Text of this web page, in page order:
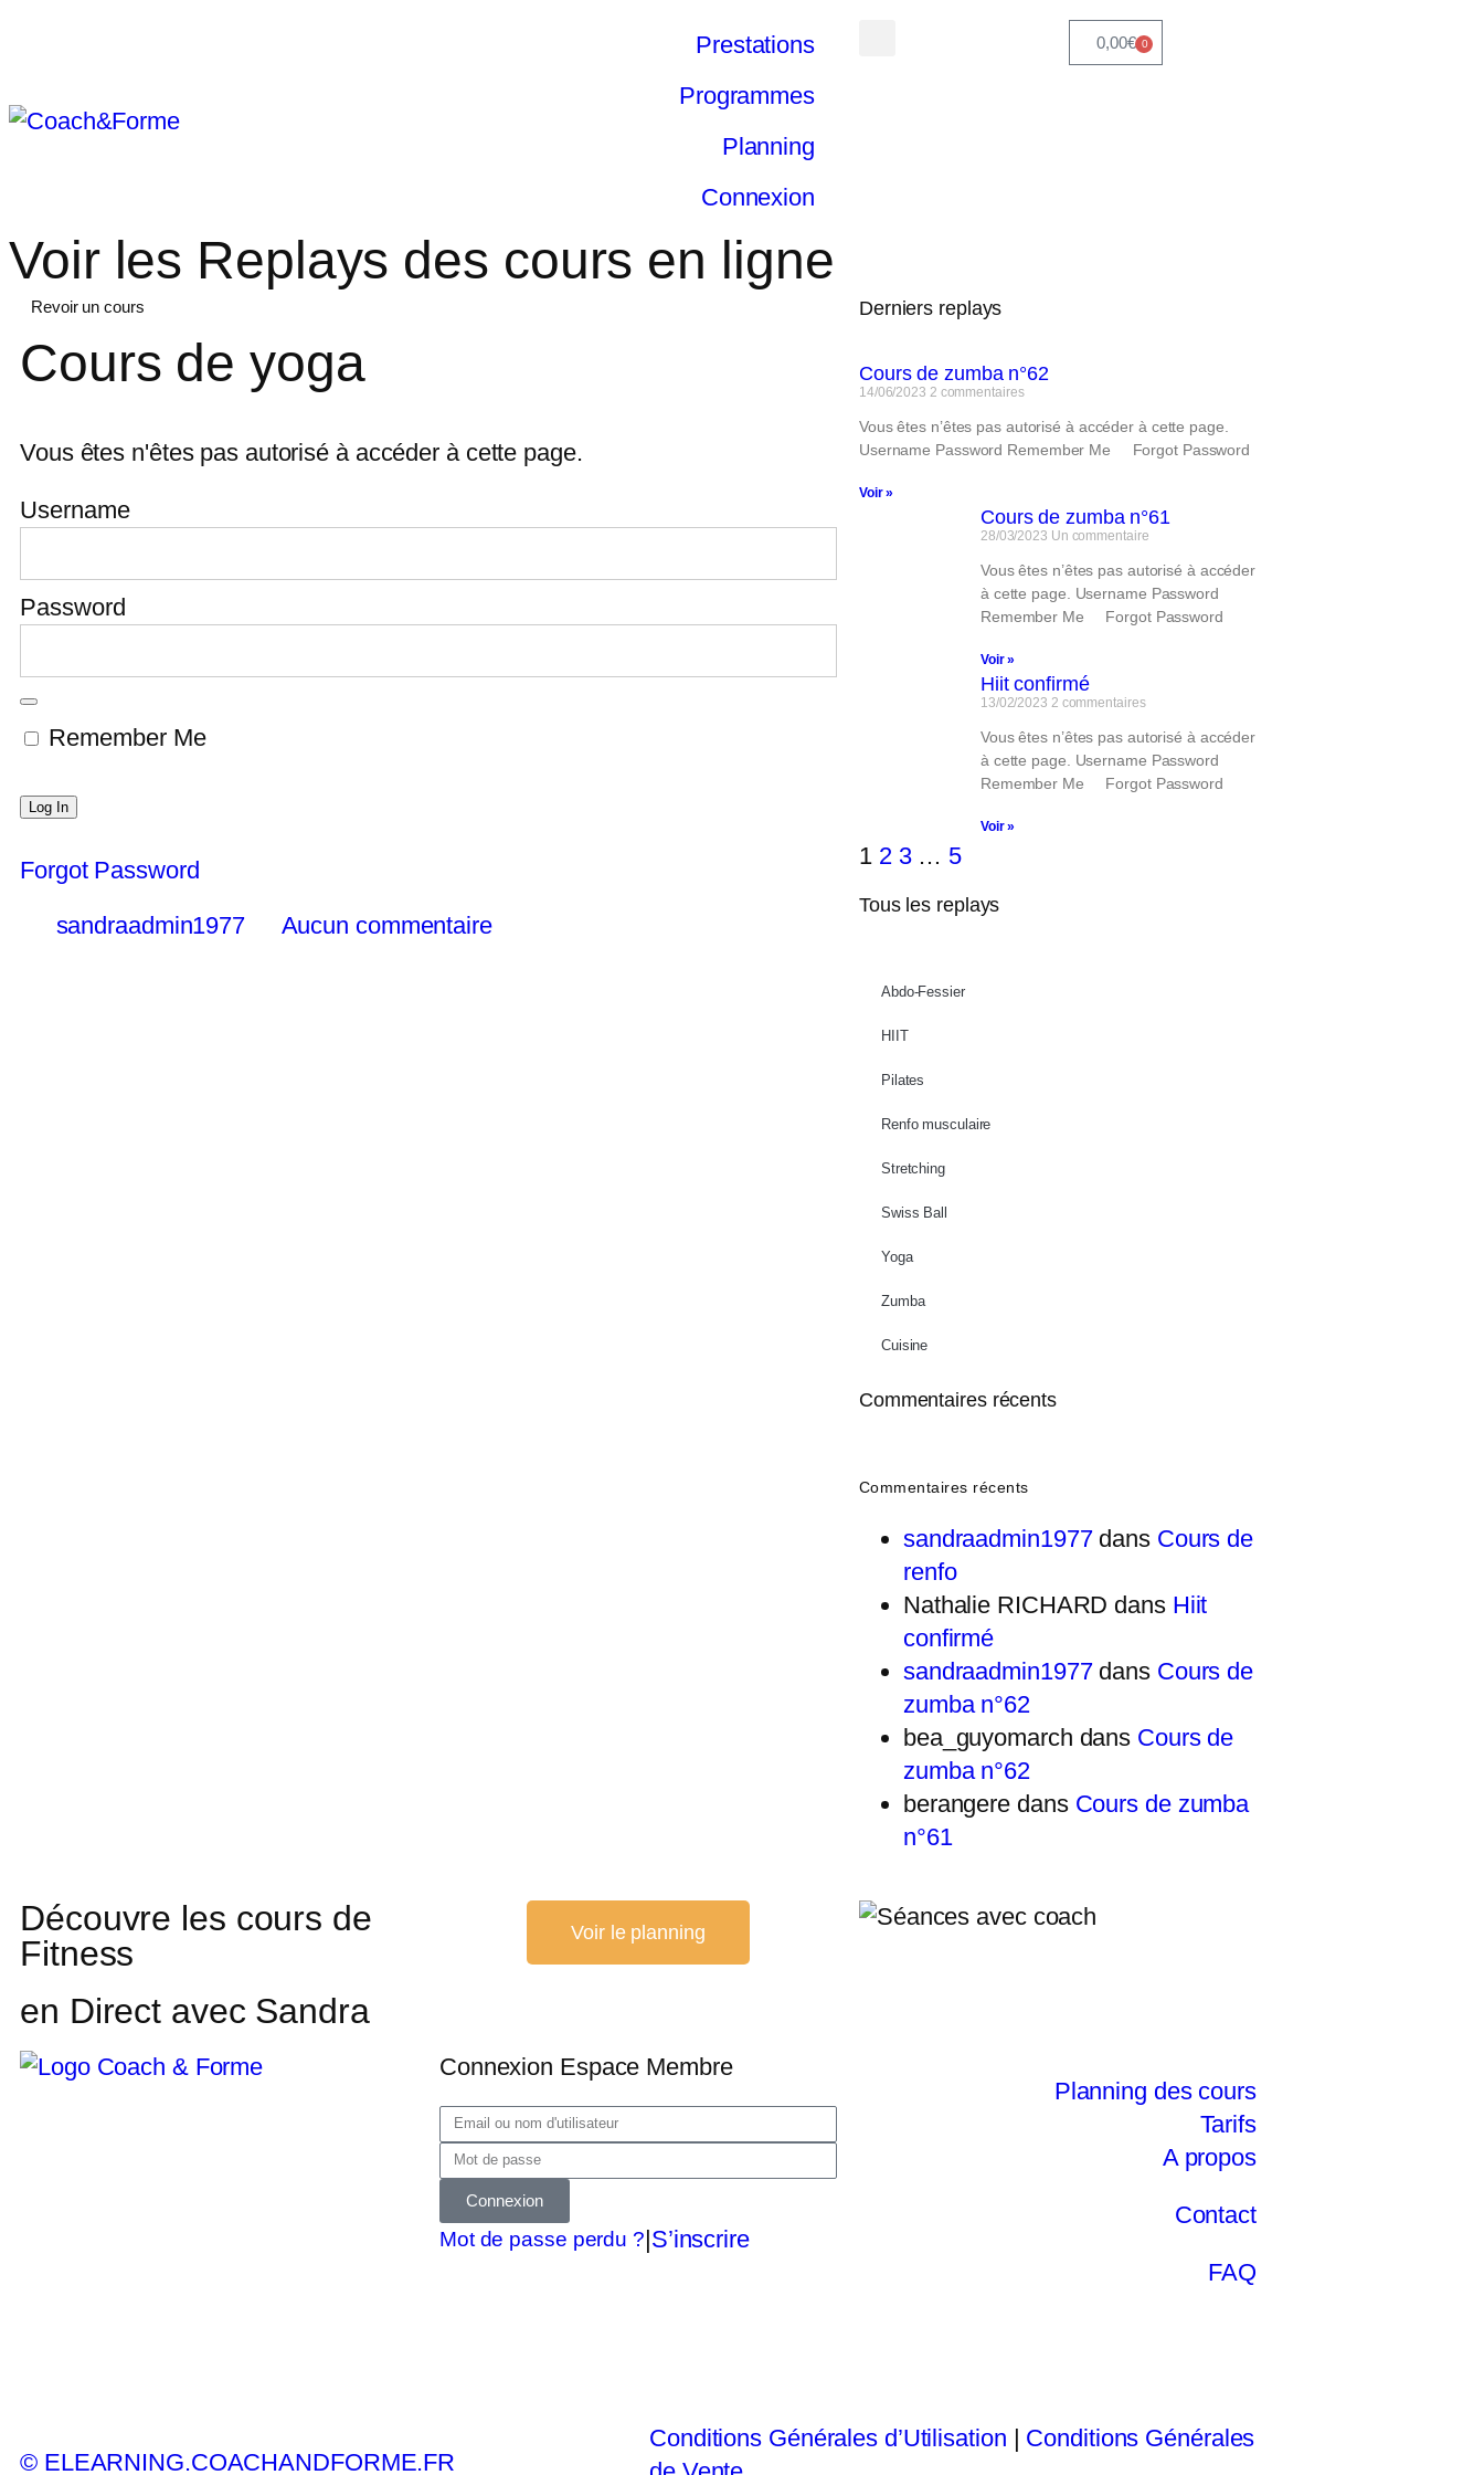
Prestations
Programmes
Planning
Connexion
0,00€ 0
Voir les Replays des cours en ligne
Revoir un cours
Cours de yoga
Vous êtes n'êtes pas autorisé à accéder à cette page.
Username
Password
Remember Me
Forgot Password
sandraadmin1977
Aucun commentaire
Derniers replays
Cours de zumba n°62
14/06/2023 2 commentaires
Vous êtes n’êtes pas autorisé à accéder à cette page.
Username Password Remember Me Forgot Password
Voir »
Cours de zumba n°61
28/03/2023 Un commentaire
Vous êtes n’êtes pas autorisé à accéder
à cette page. Username Password
Remember Me Forgot Password
Voir »
Hiit confirmé
13/02/2023 2 commentaires
Vous êtes n’êtes pas autorisé à accéder
à cette page. Username Password
Remember Me Forgot Password
Voir »
1 2 3 … 5
Tous les replays
Abdo-Fessier
HIIT
Pilates
Renfo musculaire
Stretching
Swiss Ball
Yoga
Zumba
Cuisine
Commentaires récents
Commentaires récents
sandraadmin1977dans Cours de
renfo
Nathalie RICHARD dans Hiit
confirmé
sandraadmin1977dans Cours de
zumba n°62
bea_guyomarch dans Cours de
zumba n°62
berangere dans Cours de zumba
n°61
Découvre les cours de
Fitness
en Direct avec Sandra
Voir le planning
Connexion Espace Membre
Connexion
Mot de passe perdu ?|S’inscrire
Planning des cours
Tarifs
A propos
Contact
FAQ
© ELEARNING.COACHANDFORME.FR
Conditions Générales d’Utilisation | Conditions Générales